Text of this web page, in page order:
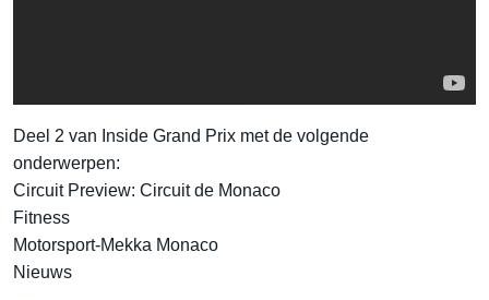
Deel 2 van Inside Grand Prix met de volgende
onderwerpen:
Circuit Preview: Circuit de Monaco
Fitness
Motorsport-Mekka Monaco
Nieuws